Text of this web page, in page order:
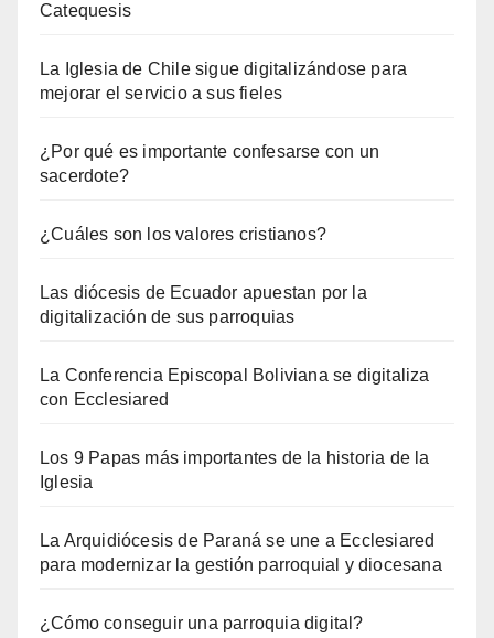
Catequesis
La Iglesia de Chile sigue digitalizándose para
mejorar el servicio a sus fieles
¿Por qué es importante confesarse con un
sacerdote?
¿Cuáles son los valores cristianos?
Las diócesis de Ecuador apuestan por la
digitalización de sus parroquias
La Conferencia Episcopal Boliviana se digitaliza
con Ecclesiared
Los 9 Papas más importantes de la historia de la
Iglesia
La Arquidiócesis de Paraná se une a Ecclesiared
para modernizar la gestión parroquial y diocesana
¿Cómo conseguir una parroquia digital?